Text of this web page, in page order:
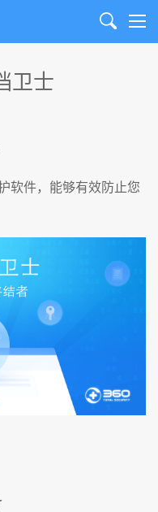
Search
卫士
软件，能够有效防止您